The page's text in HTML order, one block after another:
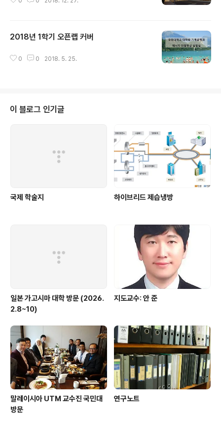
2018년 1학기 오픈랩 커버
0 0 2018. 5. 25.
이 블로그 인기글
국제 학술지 하이브리드 제습냉방
일본 가고시마 대학 방문 (2026.
2.8~10)
지도교수: 안 준
말레이시아 UTM 교수진 국민대
방문
연구노트